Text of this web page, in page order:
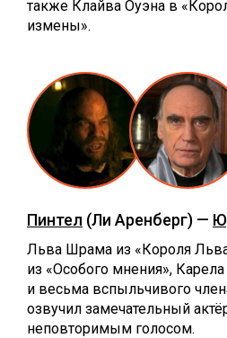
также Клайва Оуэна в
измены».
Пинтел (Ли Аренберг) —
Льва Шрама из «Короля
из «Особого мнения»,
и весьма вспыльчивого
озвучил замечательный
неповторимым голосом.